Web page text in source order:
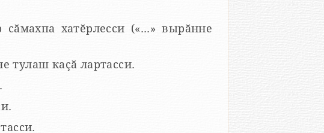
сӑмахпа хатӗрлесси («...» вырӑнне
тулаш каҫӑ лартасси.